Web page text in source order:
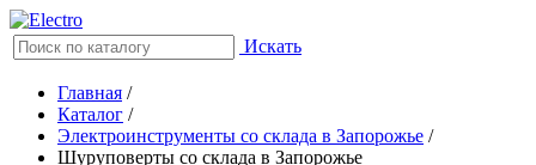
Искать
Главная /
Каталог /
Электроинструменты со склада в Запорожье /
Шуруповерты со склада в Запорожье